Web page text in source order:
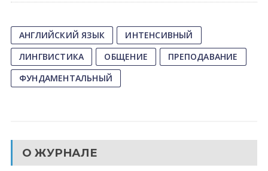
АНГЛИЙСКИЙ ЯЗЫК
ИНТЕНСИВНЫЙ
ЛИНГВИСТИКА
ОБЩЕНИЕ
ПРЕПОДАВАНИЕ
ФУНДАМЕНТАЛЬНЫЙ
О ЖУРНАЛЕ